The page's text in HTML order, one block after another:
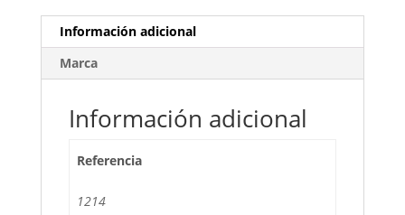
Información adicional
Marca
Información adicional
Referencia
1214